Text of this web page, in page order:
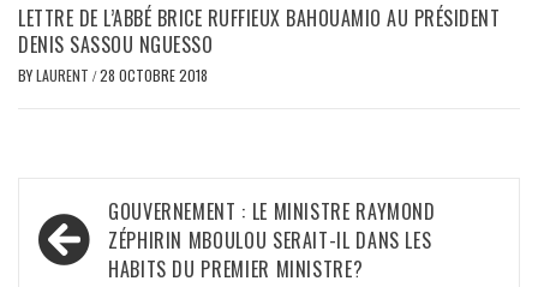
LETTRE DE L’ABBÉ BRICE RUFFIEUX BAHOUAMIO AU PRÉSIDENT
DENIS SASSOU NGUESSO
BYLAURENT /28 OCTOBRE 2018
Navigation
de
GOUVERNEMENT : LE MINISTRE RAYMOND
ZÉPHIRIN MBOULOU SERAIT-IL DANS LES
HABITS DU PREMIER MINISTRE?